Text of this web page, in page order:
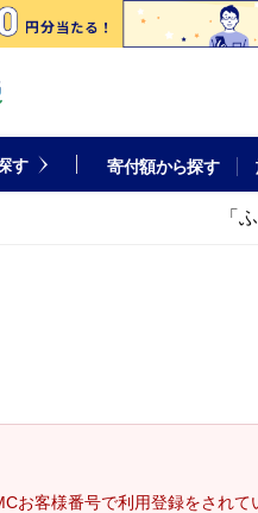
す 寄付額から探す
「
お客様番号で利用登録をされ